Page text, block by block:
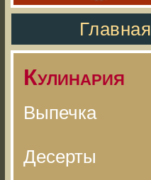
Главная
Кулинария
Выпечка
Десерты